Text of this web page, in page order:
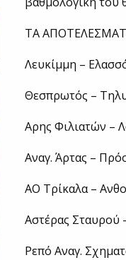
ΤΑ
Λευκίμμη –
Θεσπρωτός –
Αρης Φιλιατών –
Αναγ. Άρτας –
ΑΟ Τρίκαλα –
Αστέρας Σταυρού
Ρεπό Αναγ.